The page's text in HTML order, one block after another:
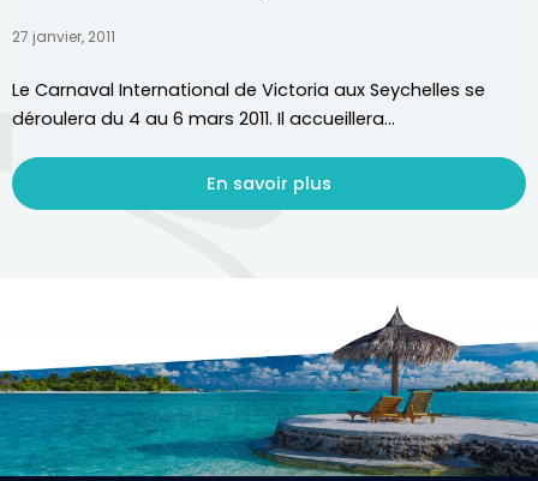
27 janvier, 2011
Le Carnaval International de Victoria aux Seychelles se
déroulera du 4 au 6 mars 2011. Il accueillera...
En savoir plus